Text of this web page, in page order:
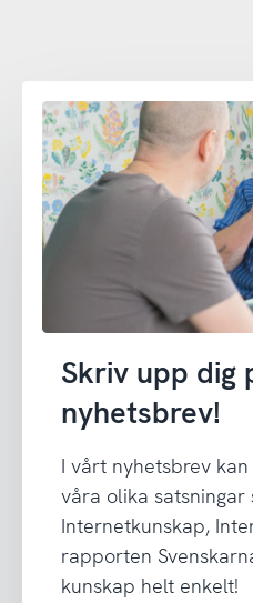
Skriv upp dig
nyhetsbrev!
I vårt nyhetsbrev
våra olika satsningar
Internetkunskap,
rapporten
kunskap helt enkelt!